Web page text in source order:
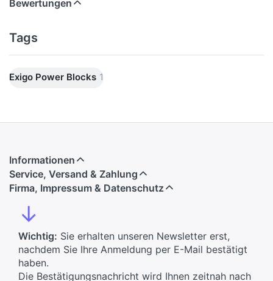
Bewertungen
Tags
Exigo Power Blocks 1
Informationen
Service, Versand & Zahlung
Firma, Impressum & Datenschutz
↓
Wichtig: Sie erhalten unseren Newsletter erst,
nachdem Sie Ihre Anmeldung per E-Mail bestätigt
haben.
Die Bestätigungsnachricht wird Ihnen zeitnah nach